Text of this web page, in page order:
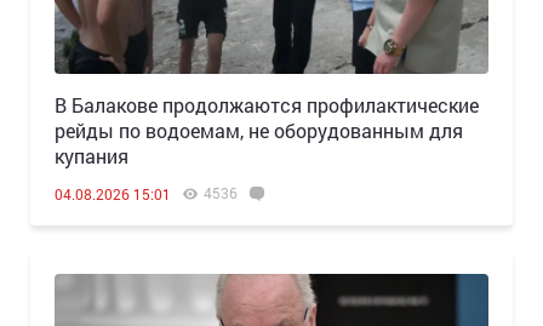
В Балакове продолжаются профилактические
рейды по водоемам, не оборудованным для
купания
04.08.2026 15:01 4536